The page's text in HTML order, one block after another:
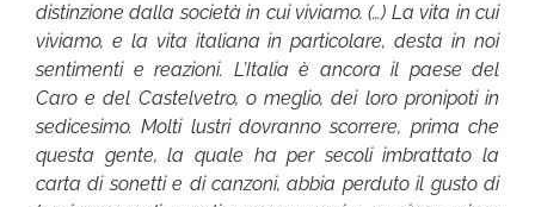
distinzione dalla società in cui viviamo. (…) La vita in cui
viviamo, e la vita italiana in particolare, desta in noi
sentimenti e reazioni. L’Italia è ancora il paese del
Caro e del Castelvetro, o meglio, dei loro pronipoti in
sedicesimo. Molti lustri dovranno scorrere, prima che
questa gente, la quale ha per secoli imbrattato la
carta di sonetti e di canzoni, abbia perduto il gusto di